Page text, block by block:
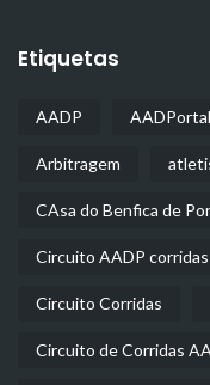
Etiquetas
AADP
Arbitragem
CAsa do Benfica de
Circuito AADP corridas
Circuito Corridas
Circuito de Corridas